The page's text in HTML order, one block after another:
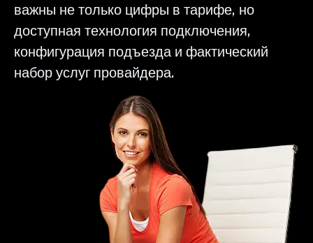
важны не только цифры в тарифе, но
доступная технология подключения,
конфигурация подъезда и фактический
набор услуг провайдера.